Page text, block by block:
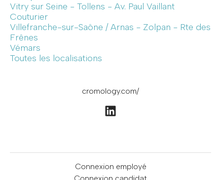
Vitry sur Seine - Tollens - Av. Paul Vaillant
Couturier
Villefranche-sur-Saône / Arnas - Zolpan - Rte des
Frênes
Vémars
Toutes les localisations
cromology.com/
Connexion employé